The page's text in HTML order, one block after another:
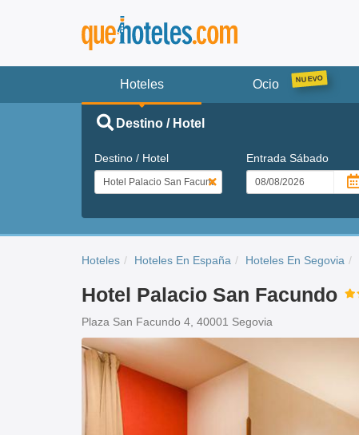
Hoteles Ocio
Destino / Hotel
Destino / Hotel Entrada Sábado
Hoteles Hoteles En España Hoteles En Segovia
Hotel Palacio San Facundo
Plaza San Facundo 4, 40001 Segovia